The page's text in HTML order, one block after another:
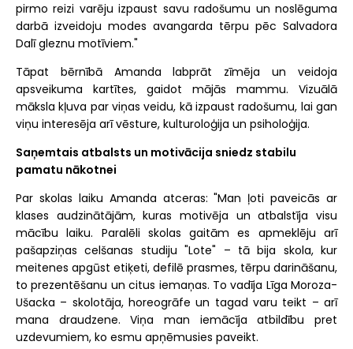
pirmo reizi varēju izpaust savu radošumu un noslēguma
darbā izveidoju modes avangarda tērpu pēc Salvadora
Dalī gleznu motīviem."
Tāpat bērnībā Amanda labprāt zīmēja un veidoja
apsveikuma kartītes, gaidot mājās mammu. Vizuālā
māksla kļuva par viņas veidu, kā izpaust radošumu, lai gan
viņu interesēja arī vēsture, kulturoloģija un psiholoģija.
Saņemtais atbalsts un motivācija sniedz stabilu
pamatu nākotnei
Par skolas laiku Amanda atceras: "Man ļoti paveicās ar
klases audzinātājām, kuras motivēja un atbalstīja visu
mācību laiku. Paralēli skolas gaitām es apmeklēju arī
pašapziņas celšanas studiju "Lote" – tā bija skola, kur
meitenes apgūst etiķeti, defilē prasmes, tērpu darināšanu,
to prezentēšanu un citus iemaņas. To vadīja Līga Moroza-
Ušacka – skolotāja, horeogrāfe un tagad varu teikt – arī
mana draudzene. Viņa man iemācīja atbildību pret
uzdevumiem, ko esmu apņēmusies paveikt.